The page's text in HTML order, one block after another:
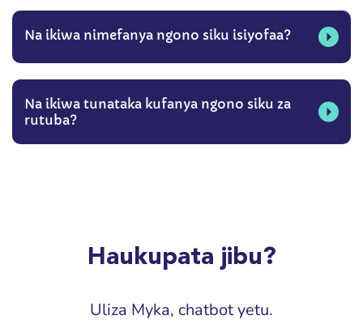
Na ikiwa nimefanya ngono siku isiyofaa?
Na ikiwa tunataka kufanya ngono siku za
rutuba?
Haukupata jibu?
Uliza Myka, chatbot yetu.